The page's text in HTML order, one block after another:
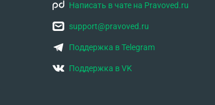
Написать в чате на Pravoved.ru
support@pravoved.ru
Поддержка в Telegram
Поддержка в VK